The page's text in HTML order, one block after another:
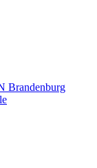
Brandenburg